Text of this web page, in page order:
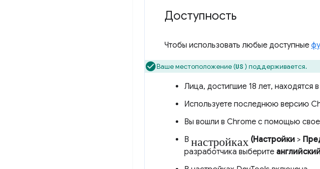
Доступность
Чтобы использовать любые доступные
Ваше местоположение (US) поддерживается.
Лица, достигшие 18 лет, находятся
Используете последнюю версию
Вы вошли в Chrome с помощью
В настройках (Настройки >
разработчика выберите